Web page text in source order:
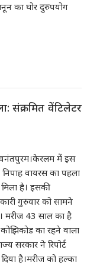
का घोर दुरुपयोग
संक्रमित वेंटिलेटर
में इस
वायरस का पहला
है। इसकी
गुरुवार को सामने
मरीज 43 साल का है
का रहने वाला
सरकार ने रिपोर्ट
है।मरीज को हल्का